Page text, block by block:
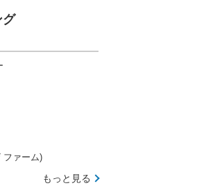
グ
ファーム)
もっと見る